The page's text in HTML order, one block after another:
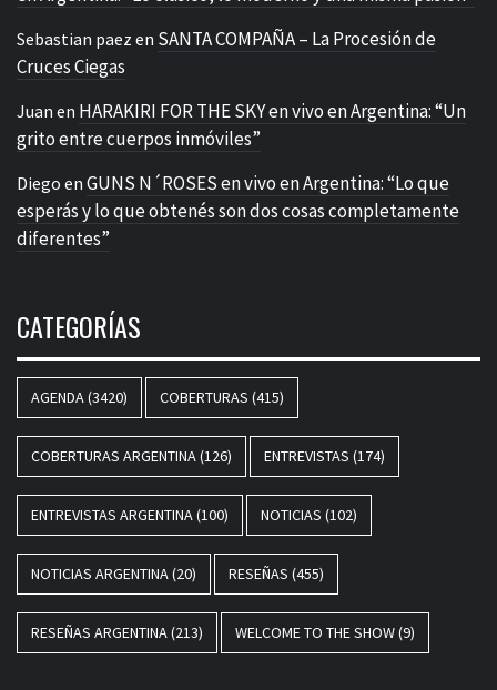
Sebastian paez en SANTA COMPAÑA – La Procesión de
Cruces Ciegas
Juan en HARAKIRI FOR THE SKY en vivo en Argentina: “Un
grito entre cuerpos inmóviles”
Diego en GUNS N´ROSES en vivo en Argentina: “Lo que
esperás y lo que obtenés son dos cosas completamente
diferentes”
CATEGORÍAS
AGENDA (3420) COBERTURAS (415)
COBERTURAS ARGENTINA (126) ENTREVISTAS (174)
ENTREVISTAS ARGENTINA (100) NOTICIAS (102)
NOTICIAS ARGENTINA (20) RESEÑAS (455)
RESEÑAS ARGENTINA (213) WELCOME TO THE SHOW(9)